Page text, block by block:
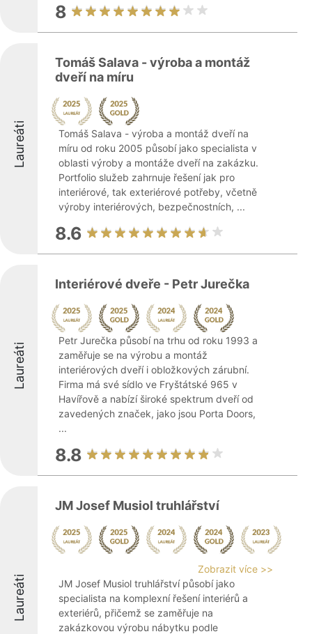
8
Laureáti
Tomáš Salava - výroba a montáž
dveří na míru
Tomáš Salava - výroba a montáž dveří na
míru od roku 2005 působí jako specialista v
oblasti výroby a montáže dveří na zakázku.
Portfolio služeb zahrnuje řešení jak pro
interiérové, tak exteriérové potřeby, včetně
výroby interiérových, bezpečnostních, ...
8.6
Laureáti
Interiérové dveře - Petr Jurečka
Petr Jurečka působí na trhu od roku 1993 a
zaměřuje se na výrobu a montáž
interiérových dveří i obložkových zárubní.
Firma má své sídlo ve Fryštátské 965 v
Havířově a nabízí široké spektrum dveří od
zavedených značek, jako jsou Porta Doors,
...
8.8
Laureáti
JM Josef Musiol truhlářství
Zobrazit více >>
JM Josef Musiol truhlářství působí jako
specialista na komplexní řešení interiérů a
exteriérů, přičemž se zaměřuje na
zakázkovou výrobu nábytku podle